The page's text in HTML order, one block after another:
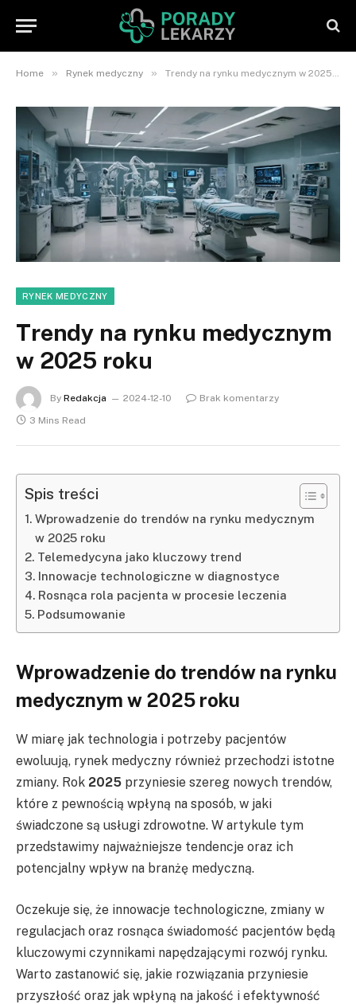
Home » Rynek medyczny » Trendy na rynku medycznym w 2025 roku
RYNEK MEDYCZNY
Trendy na rynku medycznym
w 2025 roku
By Redakcja 2024-12-10
Brak komentarzy
3 Mins Read
Spis treści
Wprowadzenie do trendów na rynku medycznym
w 2025 roku
Telemedycyna jako kluczowy trend
Innowacje technologiczne w diagnostyce
Rosnąca rola pacjenta w procesie leczenia
Podsumowanie
Wprowadzenie do trendów na rynku
medycznym w 2025 roku
W miarę jak technologia i potrzeby pacjentów
ewoluują, rynek medyczny również przechodzi istotne
zmiany. Rok 2025 przyniesie szereg nowych trendów,
które z pewnością wpłyną na sposób, w jaki
świadczone są usługi zdrowotne. W artykule tym
przedstawimy najważniejsze tendencje oraz ich
potencjalny wpływ na branżę medyczną.
Oczekuje się, że innowacje technologiczne, zmiany w
regulacjach oraz rosnąca świadomość pacjentów będą
kluczowymi czynnikami napędzającymi rozwój rynku.
Warto zastanowić się, jakie rozwiązania przyniesie
przyszłość oraz jak wpłyną na jakość i efektywność